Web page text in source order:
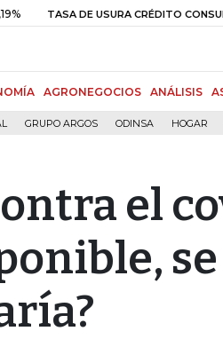
DE USURA CRÉDITO CONSUMO
AGRONEGOCIOS ANÁLISIS
GRUPO ARGOS ODINSA HOGAR
el